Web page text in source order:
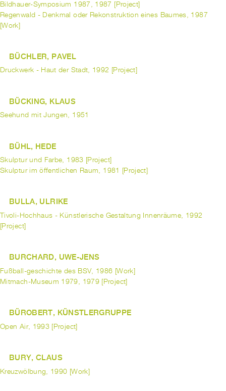
Bildhauer-Symposium 1987, 1987 [Project]
Regenwald - Denkmal oder Rekonstruktion eines Baumes, 1987
[Work]
BÜCHLER, PAVEL
Druckwerk - Haut der Stadt, 1992 [Project]
BÜCKING, KLAUS
Seehund mit Jungen, 1951
BÜHL, HEDE
Skulptur und Farbe, 1983 [Project]
Skulptur im öffentlichen Raum, 1981 [Project]
BULLA, ULRIKE
Tivoli-Hochhaus - Künstlerische Gestaltung Innenräume, 1992
[Project]
BURCHARD, UWE-JENS
Fußball-geschichte des BSV, 1986 [Work]
Mitmach-Museum 1979, 1979 [Project]
BÜROBERT, KÜNSTLERGRUPPE
Open Air, 1993 [Project]
BURY, CLAUS
Kreuzwölbung, 1990 [Work]